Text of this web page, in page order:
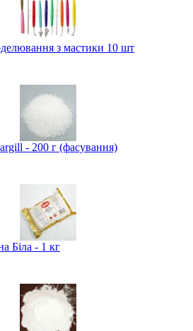
з мастики 10 шт
- 200 г (фасування)
Біла - 1 кг